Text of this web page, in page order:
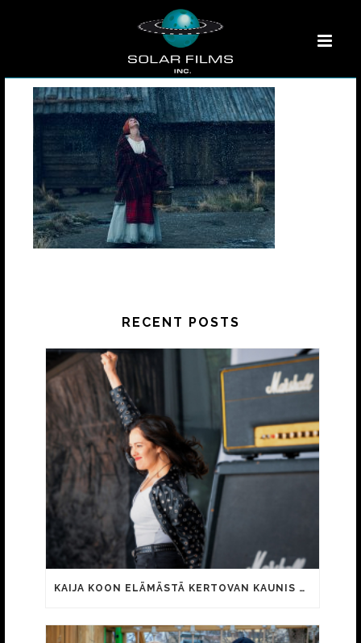
RECENT POSTS
KAIJA KOON ELÄMÄSTÄ KERTOVAN KAUNIS RIETAS ONNELLINEN -ELOKUVAN TRAILER JULKI